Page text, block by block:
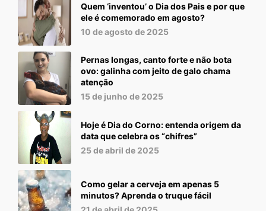
Quem ‘inventou’ o Dia dos Pais e por que
ele é comemorado em agosto?
10 de agosto de 2025
Pernas longas, canto forte e não bota
ovo: galinha com jeito de galo chama
atenção
15 de junho de 2025
Hoje é Dia do Corno: entenda origem da
data que celebra os “chifres”
25 de abril de 2025
Como gelar a cerveja em apenas 5
minutos? Aprenda o truque fácil